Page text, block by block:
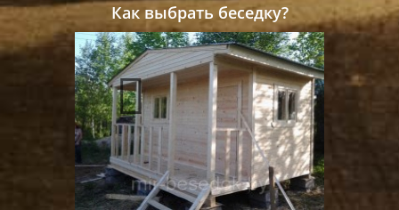
Как выбрать беседку?